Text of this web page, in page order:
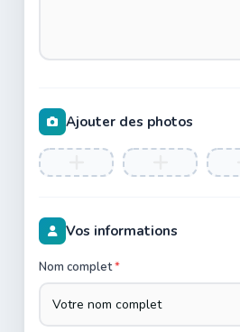
Ajouter des photos
Vos informations
Nom complet*